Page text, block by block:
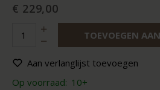
€ 229,00
TOEVOEGEN
Aan verlanglijst toevoegen
Op voorraad: 10+